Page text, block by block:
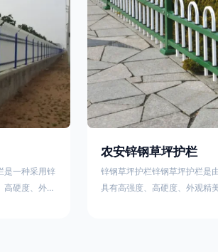
柳芭围栏、
用铁艺围
用，经济实惠；3样式结构设
同场所的需求 。三横杆锌钢护
是一种采用锌
高硬度、外观
农安锌钢草坪护栏
锌钢草坪护栏锌钢草坪护栏是
具有高强度、高硬度、外观精